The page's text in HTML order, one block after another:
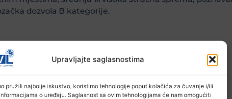
Upravljajte saglasnostima
pružili najbolje iskustvo, koristimo tehnologije poput kolačića za čuvanje i/ili
o uređaju. Saglasnost sa ovim tehnologijama će nam omogućiti
dozvola B kategorije.